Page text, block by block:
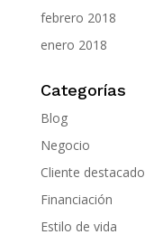
febrero 2018
enero 2018
Categorías
Blog
Negocio
Cliente destacado
Financiación
Estilo de vida